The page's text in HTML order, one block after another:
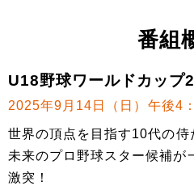
番組
U18野球ワールドカップ
2025年9月14日（日）午後4
世界の頂点を目指す10代の侍
未来のプロ野球スター候補が
激突！